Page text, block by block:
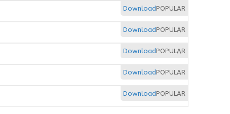
POPULAR
Download
POPULAR
Download
POPULAR
Download
POPULAR
Download
POPULAR
Download